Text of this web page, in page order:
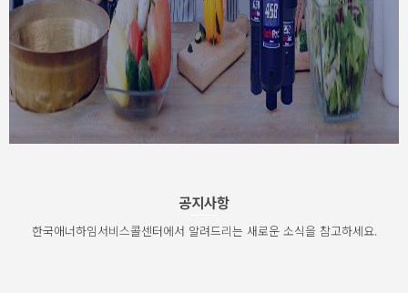
공지사항
한국애너하임서비스콜센터에서 알려드리는 새로운 소식을 참고하세요.